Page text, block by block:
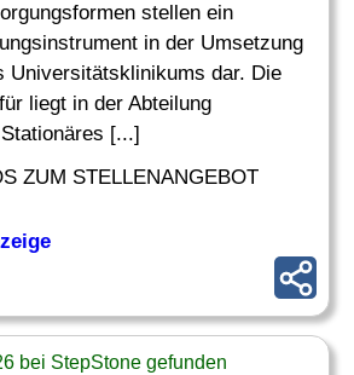
stellen ein
in der Umsetzung
Universitätsklinikums dar. Die
liegt in der Abteilung
[...]
ZUM STELLENANGEBOT
bei StepStone gefunden